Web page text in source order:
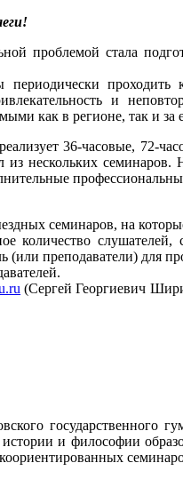
проблемой стала
периодически
и
как в регионе, так и за
36-часовые, 72-
нескольких семинаров.
семинаров, на
количество
(или преподаватели) для
(Сергей Георгиевич
государственного
и философии